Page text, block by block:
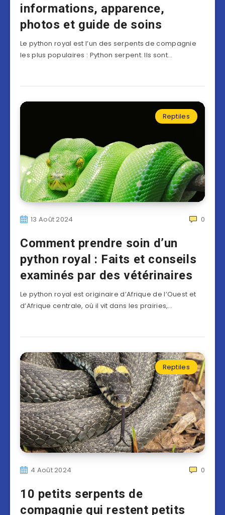
informations, apparence,
photos et guide de soins
Le python royal est l’un des serpents de compagnie
les plus populaires : Python serpent. Ils sont…
Reptiles
13 Août 2024 0
Comment prendre soin d’un
python royal : Faits et conseils
examinés par des vétérinaires
Le python royal est originaire d’Afrique de l’Ouest et
d’Afrique centrale, où il vit dans les prairies,…
Reptiles
4 Août 2024 0
10 petits serpents de
compagnie qui restent petits